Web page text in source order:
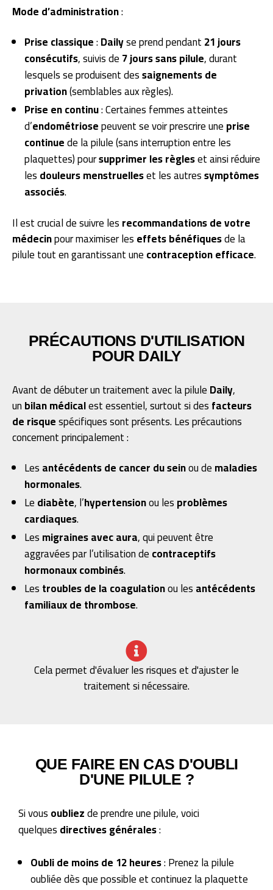
Mode d’administration:
Prise classique:Dailyse prend pendant21 jours
consécutifs, suivis de7 jours sans pilule, durant
lesquels se produisent dessaignements de
privation(semblables aux règles).
Prise en continu: Certaines femmes atteintes
d’endométriosepeuvent se voir prescrire uneprise
continuede la pilule (sans interruption entre les
plaquettes) poursupprimer les règleset ainsi réduire
lesdouleurs menstruelleset les autressymptômes
associés.
Il est crucial de suivre lesrecommandations de votre
médecinpour maximiser leseffets bénéfiquesde la
pilule tout en garantissant unecontraception efficace.
PRÉCAUTIONS D'UTILISATION
POUR DAILY
Avant de débuter un traitement avec la piluleDaily,
unbilan médicalest essentiel, surtout si desfacteurs
de risquespécifiques sont présents. Les précautions
concernent principalement :
Lesantécédents de cancer du seinou demaladies
hormonales.
Lediabète, l’hypertensionou lesproblèmes
cardiaques.
Lesmigraines avec aura, qui peuvent être
aggravées par l’utilisation decontraceptifs
hormonaux combinés.
Lestroubles de la coagulationou lesantécédents
familiaux de thrombose.
Cela permet d'évaluer les risques et d'ajuster le
traitement si nécessaire.
QUE FAIRE EN CAS D'OUBLI
D'UNE PILULE ?
Si vousoubliezde prendre une pilule, voici
quelquesdirectives générales:
Oubli de moins de 12 heures: Prenez la pilule
oubliée dès que possible et continuez la plaquette